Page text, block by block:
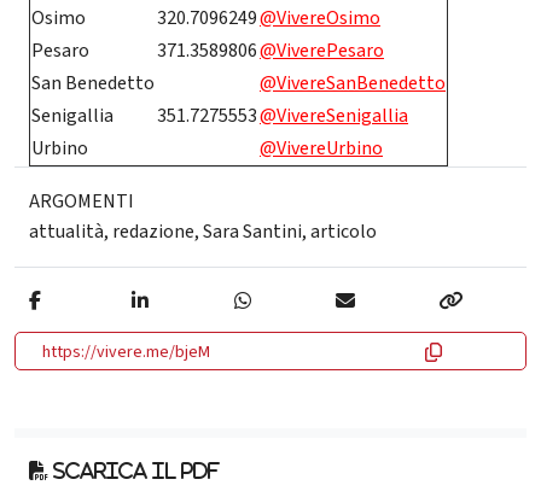
Osimo
320.7096249@VivereOsimo
Pesaro
371.3589806@ViverePesaro
San Benedetto
@VivereSanBenedetto
Senigallia
351.7275553@VivereSenigallia
Urbino
@VivereUrbino
ARGOMENTI
attualità, redazione,Sara Santini,articolo
https://vivere.me/bjeM
Scarica il pdf